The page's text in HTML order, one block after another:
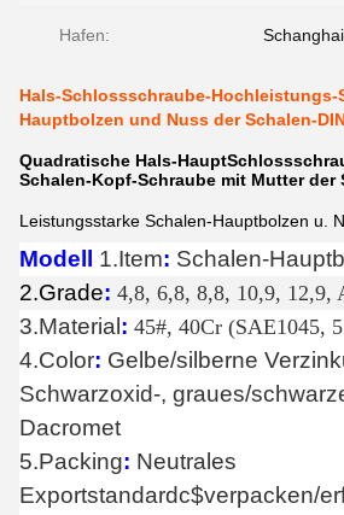
Hafen:
Hals-Schlossschraube-Hochleistungs-
Hauptbolzen und Nuss der Schalen-
Quadratische Hals-
Schalen-Kopf-Schraube mit Mutter der
Leistungsstarke Schalen-Hauptbolzen u.
Modell 1.Item: Schalen-
2.Grade: 4,8, 6,8, 8,8, 10,9, 12,9,
3.Material : 45#, 40Cr (SAE1045,
4.Color: Gelbe/silberne
Schwarzoxid-, graues/
Dacromet
5.Packing: Neutrales
Exportstandardc$verpacken/